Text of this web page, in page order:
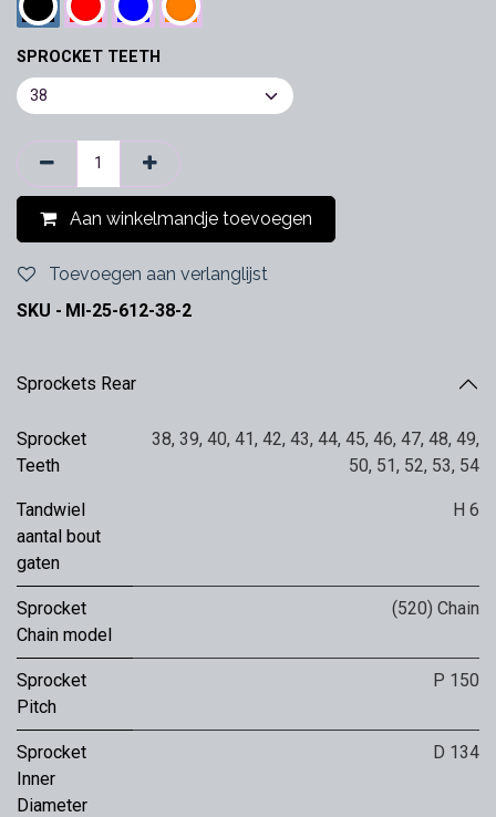
SPROCKET TEETH
Aan winkelmandje toevoegen
Toevoegen aan verlanglijst
SKU - MI-25-612-38-2
Sprockets Rear
Sprocket
Teeth
38, 39, 40, 41, 42, 43, 44, 45, 46, 47, 48, 49,
50, 51, 52, 53, 54
Tandwiel
aantal bout
gaten
H 6
Sprocket
Chain model
(520) Chain
Sprocket
Pitch
P 150
Sprocket
Inner
Diameter
D 134